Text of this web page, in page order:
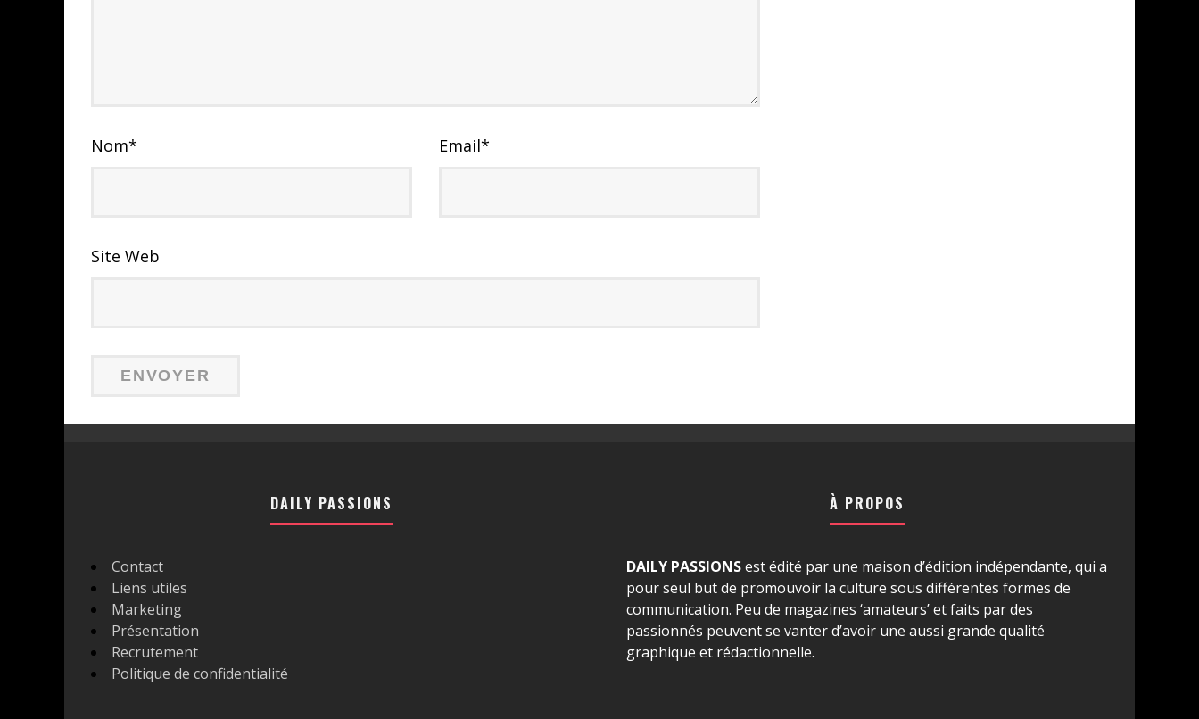
Nom* Email*
Site Web
DAILY PASSIONS
Contact
Liens utiles
Marketing
Présentation
Recrutement
Politique de confidentialité
À PROPOS
DAILY PASSIONSest édité par une maison d’édition indépendante, qui a
pour seul but de promouvoir la culture sous différentes formes de
communication. Peu de magazines ‘amateurs’ et faits par des
passionnés peuvent se vanter d’avoir une aussi grande qualité
graphique et rédactionnelle.